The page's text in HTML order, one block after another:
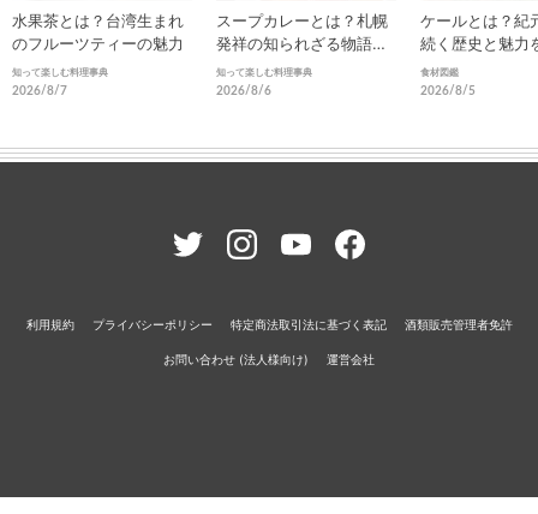
水果茶とは？台湾生まれ
のフルーツティーの魅力
知って楽しむ料理事典
2026/8/7
スープカレーとは？札幌
発祥の知られざる物語と
進化
知って楽しむ料理事典
2026/8/6
ケールとは？紀
続く歴史と魅力
食材図鑑
2026/8/5
利用規約 プライバシーポリシー 特定商法取引法に基づく表記 酒類販売管理者免許
お問い合わせ (法人様向け) 運営会社